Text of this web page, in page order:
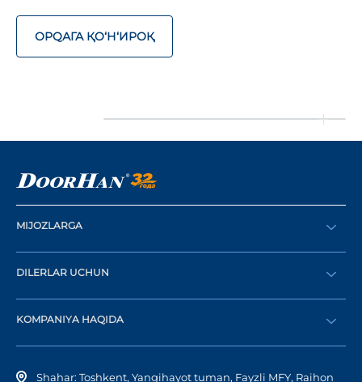
ОРQАГА ҚO‘Н‘ИРОҚ
MIJOZLARGA
Buyurtma berish
DILERLAR UCHUN
Diler bo‘lish
Shaxsiy kabinetga kirish
KOMPANIYA HAQIDA
Kompaniya tarixi
Shahar: Toshkent, Yangihayot tuman, Fayzli MFY, Raihon